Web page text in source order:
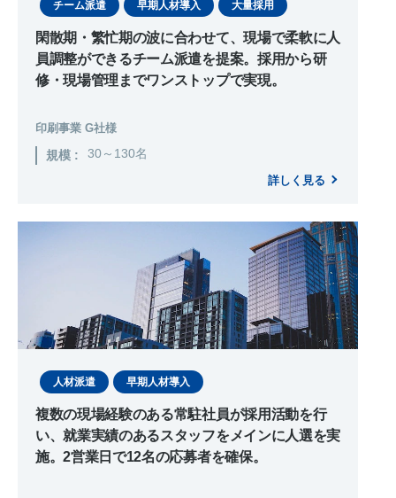
チーム派遣 早期人材導入 大量採用
閑散期・繁忙期の波に合わせて、現場で柔軟に人
員調整ができるチーム派遣を提案。採用から研
修・現場管理までワンストップで実現。
印刷事業 G社様
規模 : 30～130名
詳しく見る
人材派遣 早期人材導入
複数の現場経験のある常駐社員が採用活動を行
い、就業実績のあるスタッフをメインに人選を実
施。2営業日で12名の応募者を確保。